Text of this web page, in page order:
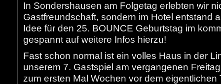
In Sondershausen am Folgetag erlebten wir
Gastfreundschaft, sondern im Hotel entstand
Idee für den 25. BOUNCE Geburtstag im
gespannt auf weitere Infos hierzu!
Fast schon normal ist ein volles Haus in der
unserem 7. Gastspiel am vergangenen
zum ersten Mal Wochen vor dem eigentlichen